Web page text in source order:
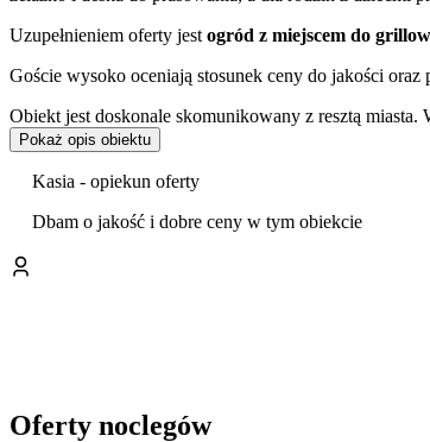
Uzupełnieniem oferty jest ogród z miejscem do
Goście wysoko oceniają stosunek ceny do jakości oraz
Obiekt jest doskonale skomunikowany z resztą
można dojechać do centrum Gdańska. Podróż do
Wałęsy jest możliwy w ciągu 20 minut autobusem linii
rekreacyjne, takie jakPark Nadmorski im. Ronalda
Pokaż opis obiektu
Kasia - opiekun oferty
Dbam o jakość i dobre ceny w tym obiekcie
Oferty noclegów